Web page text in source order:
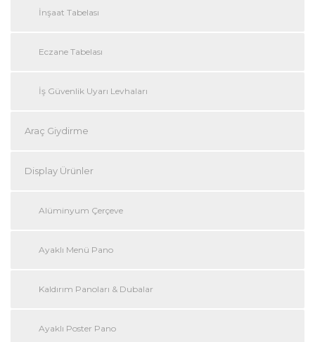
İnşaat Tabelası
Eczane Tabelası
İş Güvenlik Uyarı Levhaları
Araç Giydirme
Display Ürünler
Alüminyum Çerçeve
Ayaklı Menü Pano
Kaldırım Panoları & Dubalar
Ayaklı Poster Pano